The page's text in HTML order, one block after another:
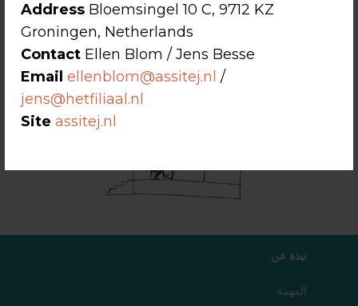
Address Bloemsingel 10 C, 9712 KZ
Groningen, Netherlands
Contact Ellen Blom / Jens Besse
Email ellenblom@assitej.nl /
jens@hetfiliaal.nl
Site assitej.nl
نبذة عن
المهمة